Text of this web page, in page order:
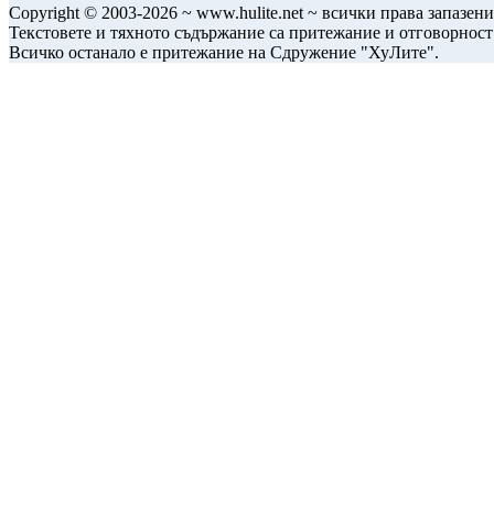
Copyright © 2003-2026 ~ www.hulite.net ~ всички права
Текстовете и тяхното съдържание са притежание и
Всичко останало е притежание на Сдружение "ХуЛите".